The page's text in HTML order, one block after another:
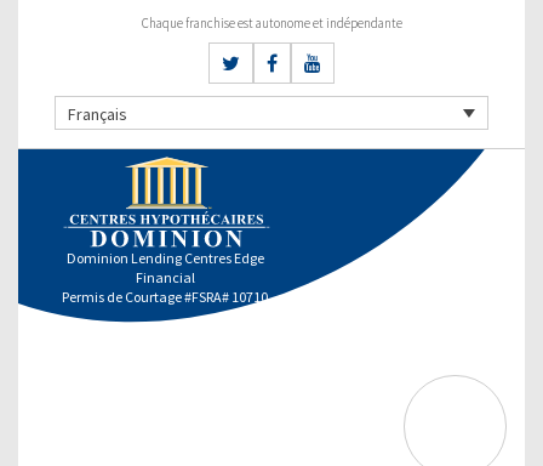
Chaque franchise est autonome et indépendante
Français
Dominion Lending Centres Edge
Financial
Permis de Courtage #FSRA# 10710